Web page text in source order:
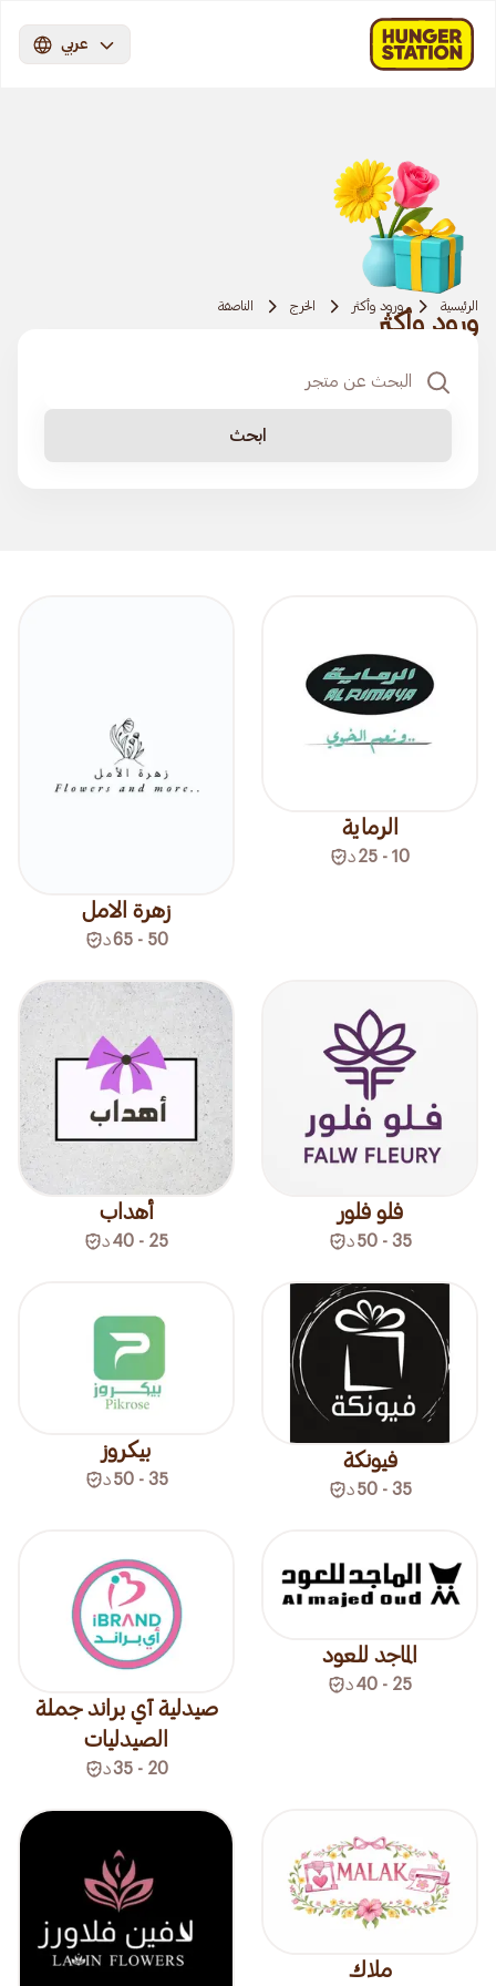
عربي
الرئيسية ورود وأكثر الخرج الناصفة
ورود وأكثر
ابحث
الرماية
10 - 25 د
زهرة الامل
50 - 65 د
فلو فلور
35 - 50 د
أهداب
25 - 40 د
فيونكة
35 - 50 د
بيكروز
35 - 50 د
الماجد للعود
25 - 40 د
صيدلية آي براند جملة
الصيدليات
20 - 35 د
ملاك